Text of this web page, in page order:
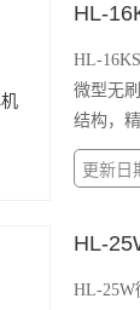
HL-
HL-
微型无
结构，
更新日
HL-
HL-25W